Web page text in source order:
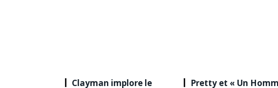
Clayman implore le Pretty et « Un